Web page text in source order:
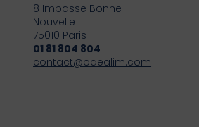
8 Impasse Bonne
Nouvelle
75010 Paris
01 81 804 804
contact@odealim.com